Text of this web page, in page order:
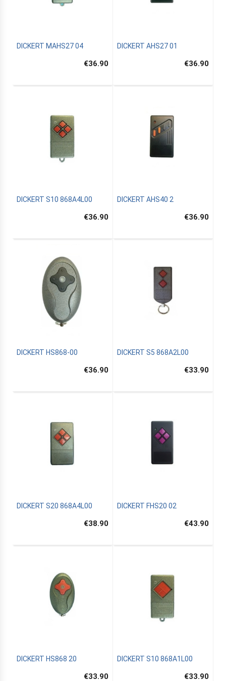
DICKERT MAHS27 04
€36.90
DICKERT AHS27 01
€36.90
DICKERT S10 868A4L00
€36.90
DICKERT AHS40 2
€36.90
DICKERT HS868-00
€36.90
DICKERT S5 868A2L00
€33.90
DICKERT S20 868A4L00
€38.90
DICKERT FHS20 02
€43.90
DICKERT HS868 20
€33.90
DICKERT S10 868A1L00
€33.90